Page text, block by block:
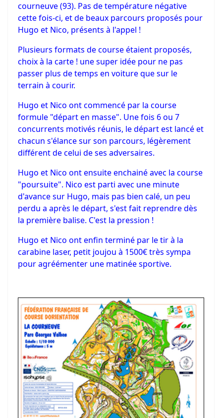
courneuve (93). Pas de température négative
cette fois-ci, et de beaux parcours proposés pour
Hugo et Nico, présents à l'appel !
Plusieurs formats de course étaient proposés,
choix à la carte ! une super idée pour ne pas
passer plus de temps en voiture que sur le
terrain à courir.
Hugo et Nico ont commencé par la course
formule "départ en masse". Une fois 6 ou 7
concurrents motivés réunis, le départ est lancé et
chacun s'élance sur son parcours, légèrement
différent de celui de ses adversaires.
Hugo et Nico ont ensuite enchainé avec la course
"poursuite". Nico est parti avec une minute
d'avance sur Hugo, mais pas bien calé, un peu
perdu a après le départ, s'est fait reprendre dès
la première balise. C'est la pression !
Hugo et Nico ont enfin terminé par le tir à la
carabine laser, petit joujou à 1500€ très sympa
pour agréémenter une matinée sportive.